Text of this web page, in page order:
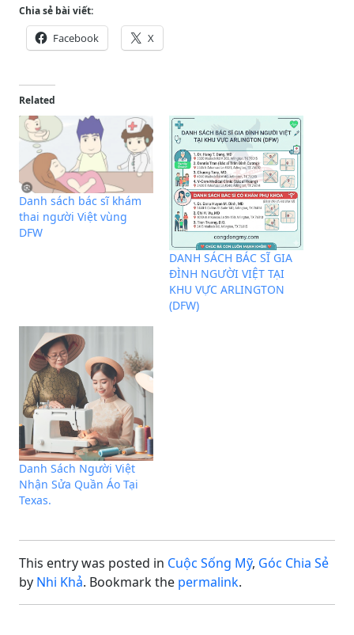
Chia sẻ bài viết:
Facebook X
Related
Danh sách bác sĩ khám
thai người Việt vùng
DFW
DANH SÁCH BÁC SĨ GIA
ĐÌNH NGƯỜI VIỆT TẠI
KHU VỰC ARLINGTON
(DFW)
Danh Sách Người Việt
Nhận Sửa Quần Áo Tại
Texas.
This entry was posted in Cuộc Sống Mỹ, Góc Chia Sẻ
by Nhi Khả. Bookmark the permalink.